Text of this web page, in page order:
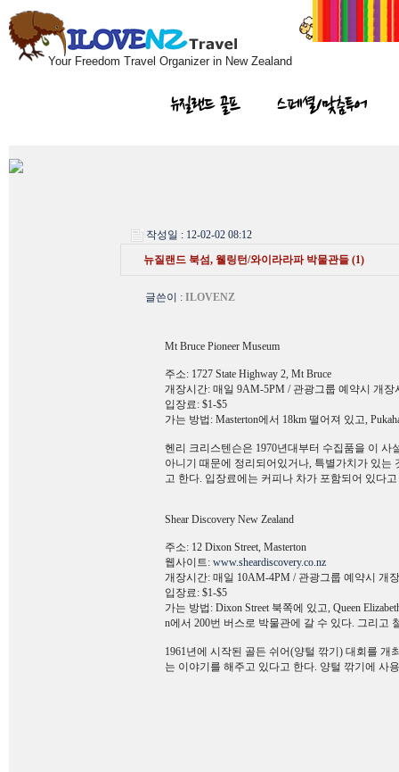
Your Freedom Travel Organizer in New Zealand
뉴질랜드 골프 스페셜/맞춤투어
작성일 : 12-02-02 08:12
뉴질랜드 북섬, 웰링턴/와이라라파 박물관들 (1)
글쓴이 : ILOVENZ
Mt Bruce Pioneer Museum
주소: 1727 State Highway 2, Mt Bruce
개장시간: 매일 9AM-5PM / 관광그룹 예약시 개
입장료: $1-$5
가는 방법: Masterton에서 18km 떨어져 있고,
헨리 크리스텐슨은 1970년대부터 수집품을 이
아니기 때문에 정리되어있거나, 특별가치가 있
고 한다. 입장료에는 커피나 차가 포함되어 있다
Shear Discovery New Zealand
주소: 12 Dixon Street, Masterton
웹사이트: www.sheardiscovery.co.nz
개장시간: 매일 10AM-4PM / 관광그룹 예약시 개
입장료: $1-$5
가는 방법: Dixon Street 북쪽에 있고, Queen
n에서 200번 버스로 박물관에 갈 수 있다. 그리고
1961년에 시작된 골든 쉬어(양털 깎기) 대회를
는 이야기를 해주고 있다고 한다. 양털 깎기에 사